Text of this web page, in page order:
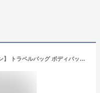
【300枚限定→MAX50%OFFクーポン】 トラベルバッグ ボディバッグ メンズ レディース ボディーバッグ マザーズバッグ ワンショルダーバッグ 軽量 小さめ おしゃれ 大容量 ボディバッグ レディース 自転車用 3way ママ アウトドア 撥水 上品 ショルダー 大きめ 旅行